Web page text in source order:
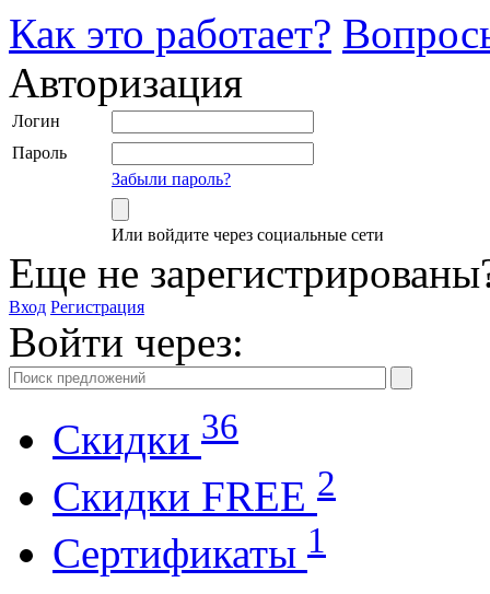
Как это работает?
Авторизация
Логин
Пароль
Забыли пароль?
Или войдите через социальные сети
Еще не
Вход Регистрация
Войти через:
Скидки 36
Cкидки FREE 2
Cертификаты 1